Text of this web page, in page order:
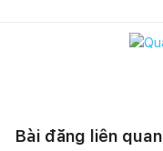
Bài đăng liên quan